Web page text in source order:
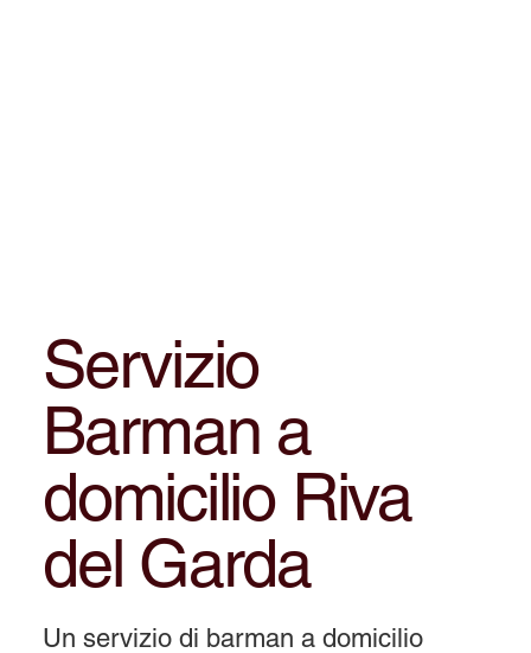
Servizio
Barman a
domicilio Riva
del Garda
Un servizio di barman a domicilio